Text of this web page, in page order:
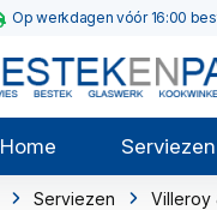
Op werkdagen vóór 16:00
Home Serviezen
Serviezen Villeroy